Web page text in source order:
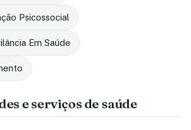
Psicossocial
Em Saúde
e serviços de saúde